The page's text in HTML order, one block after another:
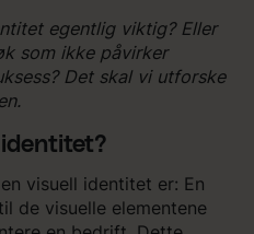
egentlig viktig? Eller
som ikke påvirker
Det skal vi utforske
visuell identitet er: En
de visuelle elementene